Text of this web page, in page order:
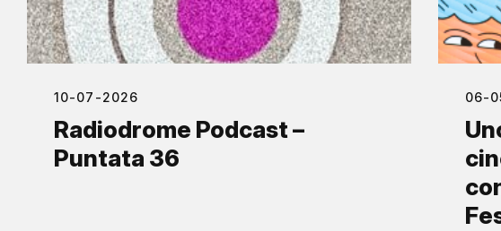
10-07-2026
Radiodrome Podcast –
Puntata 36
06-